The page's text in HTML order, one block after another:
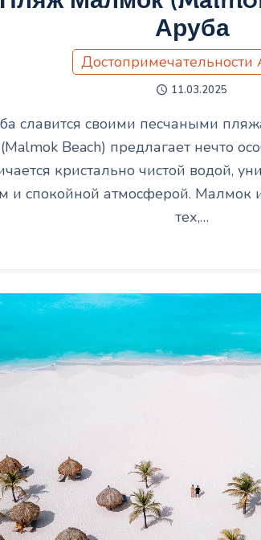
Аруба
Достопримечательности
11.03.2025
славится своими песчаными
(Malmok Beach) предлагает нечто
кристально чистой водой,
и спокойной атмосферой. Малмок
тех,…